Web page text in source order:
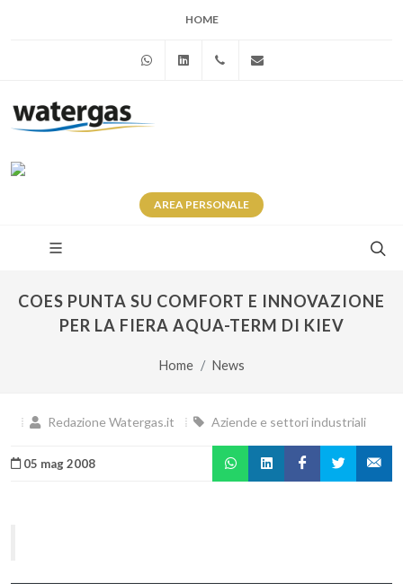
HOME
WhatsAppLinkedin+39 345 281 0246
AREA PERSONALE
COES PUNTA SU COMFORT E INNOVAZIONE
PER LA FIERA AQUA-TERM DI KIEV
Home News
Redazione Watergas.it Aziende e settori industriali
05 mag 2008